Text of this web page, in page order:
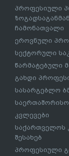
პროფესიული
ჩამონათვალი
ეროვნული
სექტორული
წარმატებული
გახდი
სასარგებლო
საერთაშორისო
კვლევები
საქართველოს
შესახებ
პროფესიული